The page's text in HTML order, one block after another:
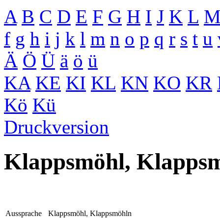
A B C D E F G H I J K L
f g h i j k l m n o p q r s t u
Ä Ö Ü ä ö ü
KA KE KI KL KN KO KR
Kö Kü
Druckversion
Klappsmöhl,
Aussprache
Klappsmöhl, Klappsmöhln